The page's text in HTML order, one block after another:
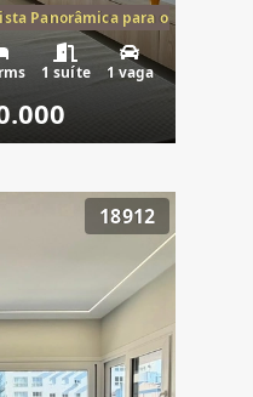
Panorâmica para o Mar, 2
1 suíte 1 vaga
18912